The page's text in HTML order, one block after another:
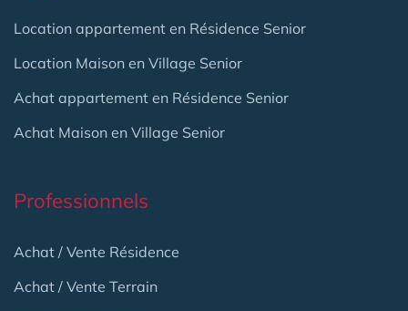
Location appartement en Résidence Senior
Location Maison en Village Senior
Achat appartement en Résidence Senior
Achat Maison en Village Senior
Professionnels
Achat / Vente Résidence
Achat / Vente Terrain